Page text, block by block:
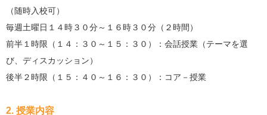
（随時入校可）
毎週土曜日１４時３０分～１６時３０分（２時間）
前半１時限（１４：３０～１５：３０）：会話授業（テーマを選
び、ディスカッション）
後半２時限（１５：４０～１６：３０）：コア－授業
2. 授業内容